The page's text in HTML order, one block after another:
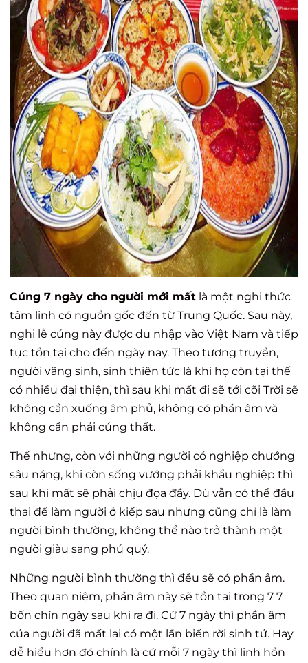
Cúng 7 ngày cho người mới mất là một nghi thức
tâm linh có nguồn gốc đến từ Trung Quốc. Sau này,
nghi lễ cúng này được du nhập vào Việt Nam và tiếp
tục tồn tại cho đến ngày nay. Theo tương truyền,
người vãng sinh, sinh thiên tức là khi họ còn tại thế
có nhiều đại thiện, thì sau khi mất đi sẽ tới cõi Trời sẽ
không cần xuống âm phủ, không có phần âm và
không cần phải cúng thất.
Thế nhưng, còn với những người có nghiệp chướng
sâu nặng, khi còn sống vướng phải khẩu nghiệp thì
sau khi mất sẽ phải chịu đọa đầy. Dù vẫn có thể đầu
thai để làm người ở kiếp sau nhưng cũng chỉ là làm
người bình thường, không thể nào trở thành một
người giàu sang phú quý.
Những người bình thường thì đều sẽ có phần âm.
Theo quan niệm, phần âm này sẽ tồn tại trong 7 7
bốn chín ngày sau khi ra đi. Cứ 7 ngày thì phần âm
của người đã mất lại có một lần biến rời sinh tử. Hay
dễ hiểu hơn đó chính là cứ mỗi 7 ngày thì linh hồn